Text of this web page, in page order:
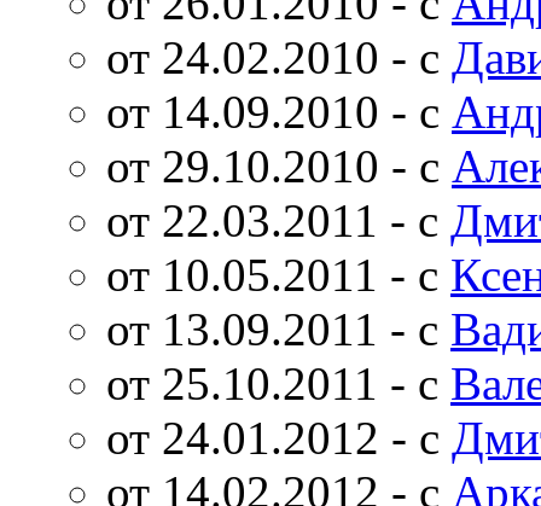
от 24.02.2010 - с
от 14.09.2010 - с
от 29.10.2010 - с
от 22.03.2011 - с
от 10.05.2011 - с
от 13.09.2011 - с
от 25.10.2011 - с
от 24.01.2012 - с
от 14.02.2012 - с